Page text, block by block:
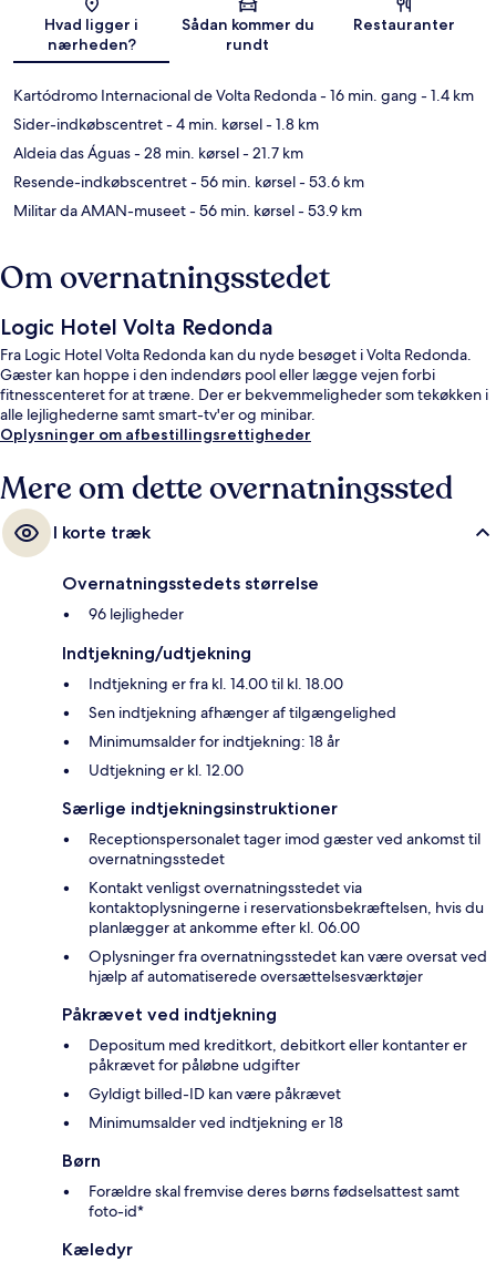
Kort
Hvad ligger i
nærheden?
Sådan kommer du
rundt
Restauranter
Kartódromo Internacional de Volta Redonda- 16 min. gang - 1.4 km
Sider-indkøbscentret- 4 min. kørsel- 1.8 km
Aldeia das Águas- 28 min. kørsel- 21.7 km
Resende-indkøbscentret- 56 min. kørsel- 53.6 km
Militar da AMAN-museet- 56 min. kørsel- 53.9 km
Om overnatningsstedet
Logic Hotel Volta Redonda
Fra Logic Hotel Volta Redonda kan du nyde besøget i Volta Redonda.
Gæster kan hoppe i den indendørs pool eller lægge vejen forbi
fitnesscenteret for at træne. Der er bekvemmeligheder som tekøkken i
alle lejlighederne samt smart-tv'er og minibar.
Oplysninger om afbestillingsrettigheder
Mere om dette overnatningssted
I korte træk
Overnatningsstedets størrelse
96 lejligheder
Indtjekning/udtjekning
Indtjekning er fra kl. 14.00 til kl. 18.00
Sen indtjekning afhænger af tilgængelighed
Minimumsalder for indtjekning: 18 år
Udtjekning er kl. 12.00
Særlige indtjekningsinstruktioner
Receptionspersonalet tager imod gæster ved ankomst til
overnatningsstedet
Kontakt venligst overnatningsstedet via
kontaktoplysningerne i reservationsbekræftelsen, hvis du
planlægger at ankomme efter kl. 06.00
Oplysninger fra overnatningsstedet kan være oversat ved
hjælp af automatiserede oversættelsesværktøjer
Påkrævet ved indtjekning
Depositum med kreditkort, debitkort eller kontanter er
påkrævet for påløbne udgifter
Gyldigt billed-ID kan være påkrævet
Minimumsalder ved indtjekning er 18
Børn
Forældre skal fremvise deres børns fødselsattest samt
foto-id*
Kæledyr